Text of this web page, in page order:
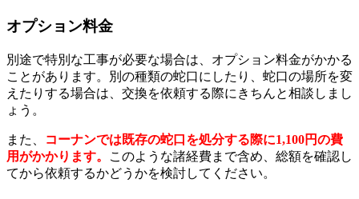
オプション料金
別途で特別な工事が必要な場合は、オプション料金がかかる
ことがあります。別の種類の蛇口にしたり、蛇口の場所を変
えたりする場合は、交換を依頼する際にきちんと相談しまし
ょう。
また、
コーナンでは既存の蛇口を処分する際に1,100円の費
用がかかります。
このような諸経費まで含め、総額を確認し
てから依頼するかどうかを検討してください。